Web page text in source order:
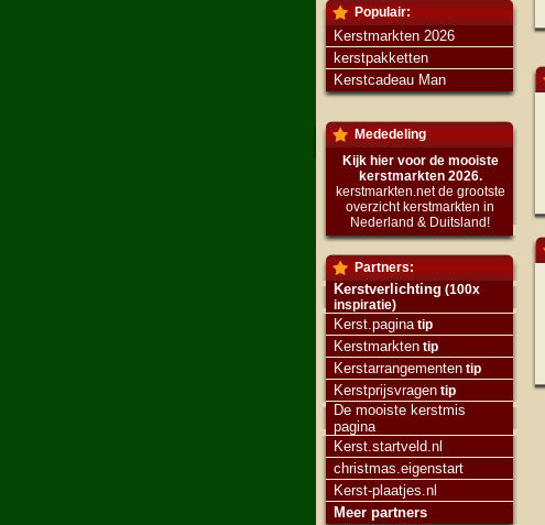
Populair:
Kerstmarkten 2026
kerstpakketten
Kerstcadeau Man
Mededeling
Kijk hier voor de mooiste
kerstmarkten 2026.
kerstmarkten.net de grootste
overzicht kerstmarkten in
Nederland & Duitsland!
Partners:
Kerstverlichting (100x
inspiratie)
Kerst.pagina tip
Kerstmarkten tip
Kerstarrangementen tip
Kerstprijsvragen tip
De mooiste kerstmis
pagina
Kerst.startveld.nl
christmas.eigenstart
Kerst-plaatjes.nl
Meer partners